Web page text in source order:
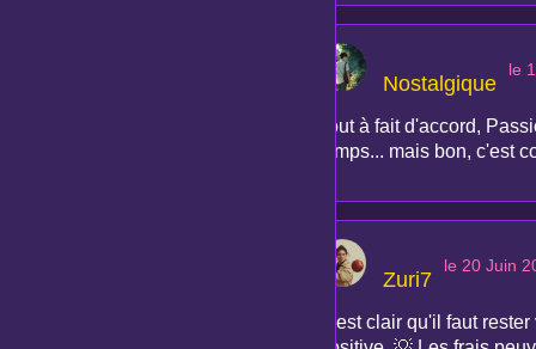
Nostalgique
le
Tout à fait d'accord,
temps... mais bon, c'est
Zuri7
le 20 Juin
C'est clair qu'il faut